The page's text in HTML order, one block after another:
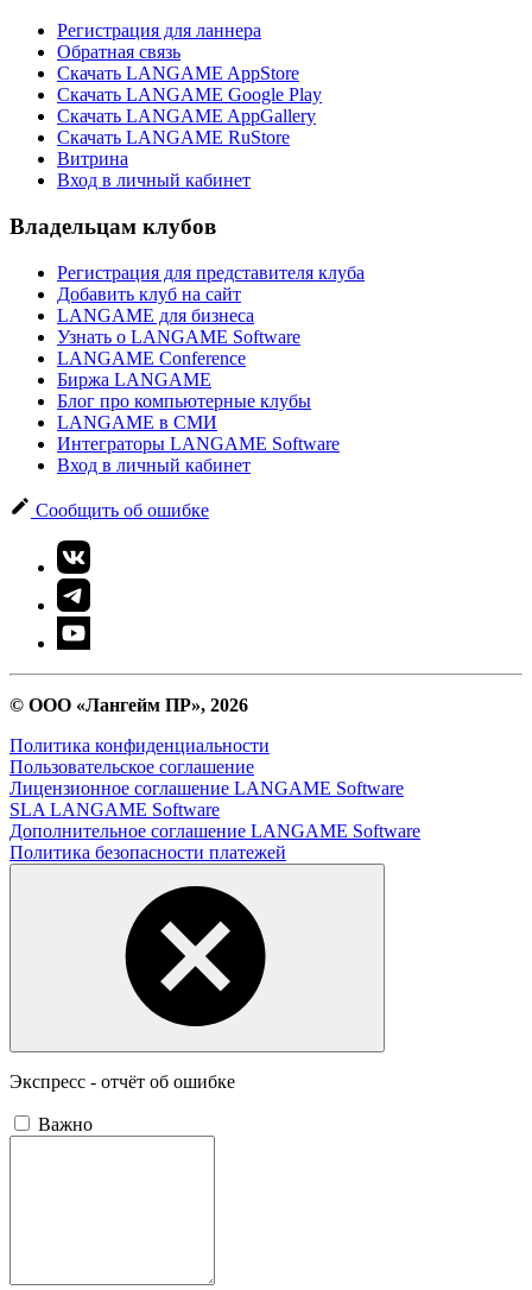
Регистрация для ланнера
Обратная связь
Скачать LANGAME AppStore
Скачать LANGAME Google Play
Скачать LANGAME AppGallery
Скачать LANGAME RuStore
Витрина
Вход в личный кабинет
Владельцам клубов
Регистрация для представителя клуба
Добавить клуб на сайт
LANGAME для бизнеса
Узнать о LANGAME Software
LANGAME Conference
Биржа LANGAME
Блог про компьютерные клубы
LANGAME в СМИ
Интеграторы LANGAME Software
Вход в личный кабинет
Сообщить об ошибке
© ООО «Лангейм ПР», 2026
Политика конфиденциальности
Пользовательское соглашение
Лицензионное соглашение LANGAME Software
SLA LANGAME Software
Дополнительное соглашение LANGAME Software
Политика безопасности платежей
Экспресс - отчёт об ошибке
Важно